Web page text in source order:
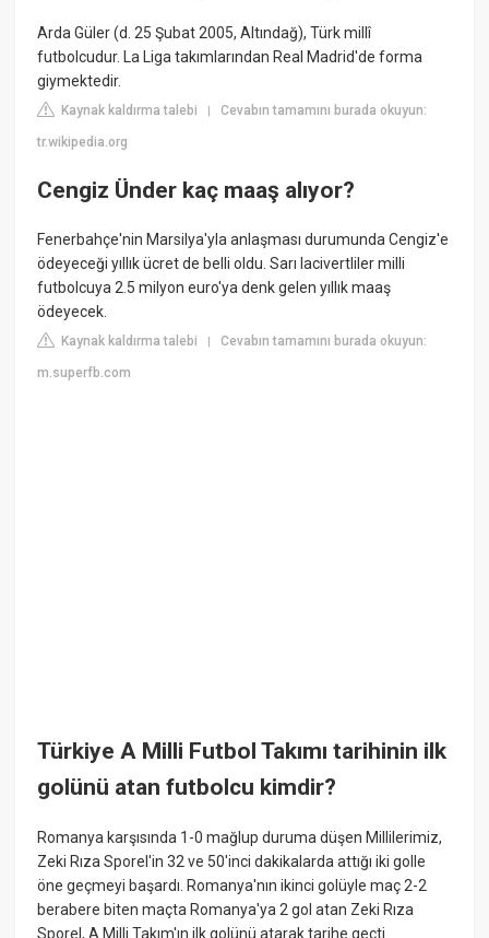
Arda Güler (d. 25 Şubat 2005, Altındağ), Türk millî
futbolcudur. La Liga takımlarından Real Madrid'de forma
giymektedir.
Kaynak kaldırma talebi |Cevabın tamamını burada okuyun:
tr.wikipedia.org
Cengiz Ünder kaç maaş alıyor?
Fenerbahçe'nin Marsilya'yla anlaşması durumunda Cengiz'e
ödeyeceği yıllık ücret de belli oldu. Sarı lacivertliler milli
futbolcuya 2.5 milyon euro'ya denk gelen yıllık maaş
ödeyecek.
Kaynak kaldırma talebi |Cevabın tamamını burada okuyun:
m.superfb.com
Türkiye A Milli Futbol Takımı tarihinin ilk
golünü atan futbolcu kimdir?
Romanya karşısında 1-0 mağlup duruma düşen Millilerimiz,
Zeki Rıza Sporel'in 32 ve 50'inci dakikalarda attığı iki golle
öne geçmeyi başardı. Romanya'nın ikinci golüyle maç 2-2
berabere biten maçta Romanya'ya 2 gol atan Zeki Rıza
Sporel, A Milli Takım'ın ilk golünü atarak tarihe geçti.